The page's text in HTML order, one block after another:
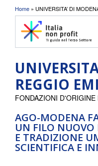
Tu sei qui
Home » UNIVERSITA’ DI
REGGIO
AGO-MODENA
UN FILO NUOVO
E TRADIZIONE
SCIENTIFICA E
FONDAZIONI D'ORIGINE